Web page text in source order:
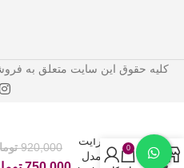
کلیه حقوق این سایت متعلق به
کننده برایت
مکس مدل
920,000 0